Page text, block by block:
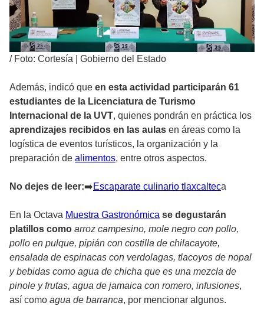
/ Foto: Cortesía | Gobierno del Estado
Además, indicó que en esta actividad participarán 61
estudiantes de la Licenciatura de Turismo
Internacional de la UVT, quienes pondrán en práctica los
aprendizajes recibidos en las aulas en áreas como la
logística de eventos turísticos, la organización y la
preparación de alimentos, entre otros aspectos.
No dejes de leer:➡️Escaparate culinario tlaxcalteca
En la Octava Muestra Gastronómica se degustarán
platillos como arroz campesino, mole negro con pollo,
pollo en pulque, pipián con costilla de chilacayote,
ensalada de espinacas con verdolagas, tlacoyos de nopal
y bebidas como agua de chicha que es una mezcla de
pinole y frutas, agua de jamaica con romero, infusiones,
así como agua de barranca, por mencionar algunos.